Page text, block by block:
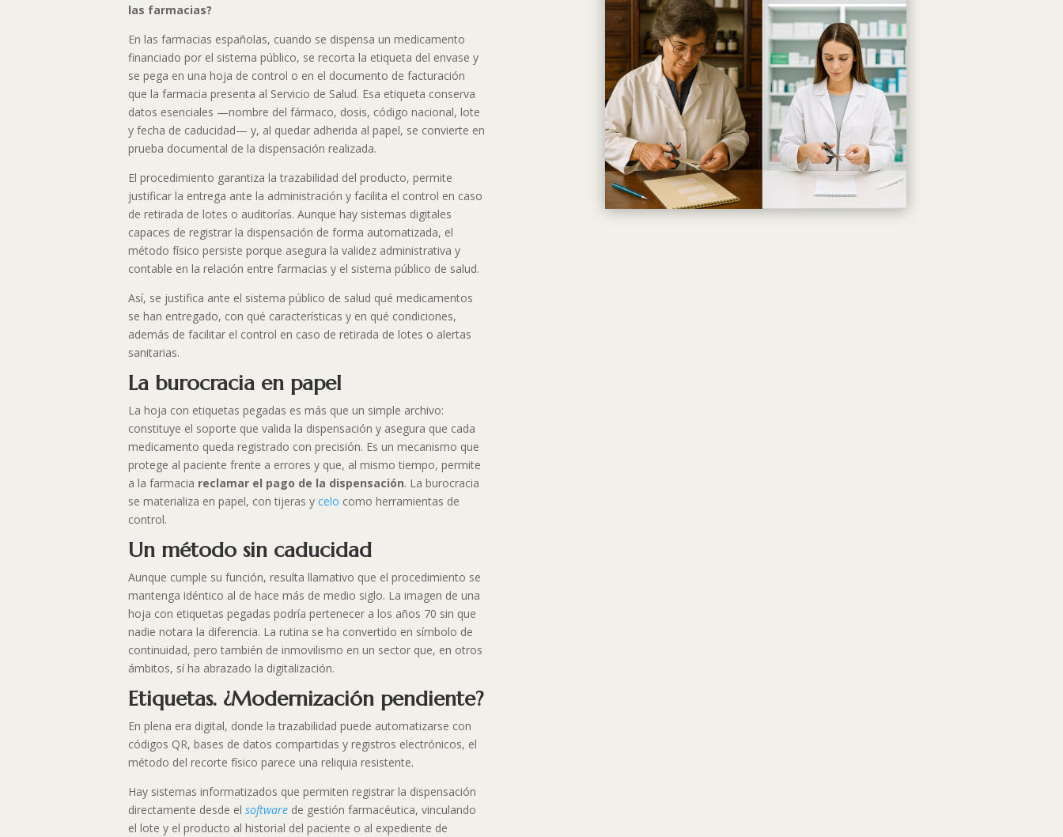
las farmacias?
En las farmacias españolas, cuando se dispensa un medicamento
financiado por el sistema público, se recorta la etiqueta del envase y
se pega en una hoja de control o en el documento de facturación
que la farmacia presenta al Servicio de Salud. Esa etiqueta conserva
datos esenciales —nombre del fármaco, dosis, código nacional, lote
y fecha de caducidad— y, al quedar adherida al papel, se convierte en
prueba documental de la dispensación realizada.
El procedimiento garantiza la trazabilidad del producto, permite
justificar la entrega ante la administración y facilita el control en caso
de retirada de lotes o auditorías. Aunque hay sistemas digitales
capaces de registrar la dispensación de forma automatizada, el
método físico persiste porque asegura la validez administrativa y
contable en la relación entre farmacias y el sistema público de salud.
Así, se justifica ante el sistema público de salud qué medicamentos
se han entregado, con qué características y en qué condiciones,
además de facilitar el control en caso de retirada de lotes o alertas
sanitarias.
La burocracia en papel
La hoja con etiquetas pegadas es más que un simple archivo:
constituye el soporte que valida la dispensación y asegura que cada
medicamento queda registrado con precisión. Es un mecanismo que
protege al paciente frente a errores y que, al mismo tiempo, permite
a la farmacia reclamar el pago de la dispensación. La burocracia
se materializa en papel, con tijeras ycelo como herramientas de
control.
Un método sin caducidad
Aunque cumple su función, resulta llamativo que el procedimiento se
mantenga idéntico al de hace más de medio siglo. La imagen de una
hoja con etiquetas pegadas podría pertenecer a los años 70 sin que
nadie notara la diferencia. La rutina se ha convertido en símbolo de
continuidad, pero también de inmovilismo en un sector que, en otros
ámbitos, sí ha abrazado la digitalización.
Etiquetas. ¿Modernización pendiente?
En plena era digital, donde la trazabilidad puede automatizarse con
códigos QR, bases de datos compartidas y registros electrónicos, el
método del recorte físico parece una reliquia resistente.
Hay sistemas informatizados que permiten registrar la dispensación
directamente desde elsoftware de gestión farmacéutica, vinculando
el lote y el producto al historial del paciente o al expediente de